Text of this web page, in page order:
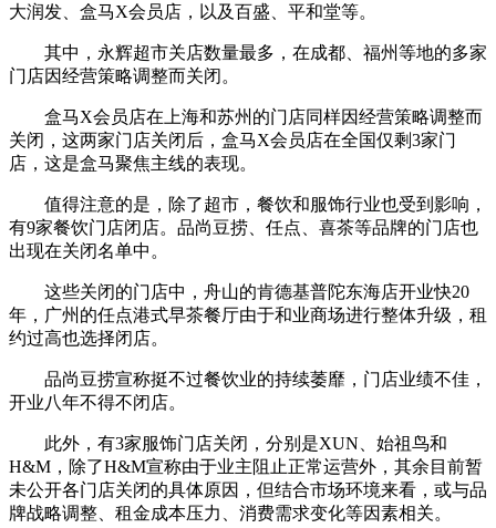
大润发、盒马X会员店，以及百盛、平和堂等。
其中，永辉超市关店数量最多，在成都、福州等地的多家
门店因经营策略调整而关闭。
盒马X会员店在上海和苏州的门店同样因经营策略调整而
关闭，这两家门店关闭后，盒马X会员店在全国仅剩3家门
店，这是盒马聚焦主线的表现。
值得注意的是，除了超市，餐饮和服饰行业也受到影响，
有9家餐饮门店闭店。品尚豆捞、任点、喜茶等品牌的门店也
出现在关闭名单中。
这些关闭的门店中，舟山的肯德基普陀东海店开业快20
年，广州的任点港式早茶餐厅由于和业商场进行整体升级，租
约过高也选择闭店。
品尚豆捞宣称挺不过餐饮业的持续萎靡，门店业绩不佳，
开业八年不得不闭店。
此外，有3家服饰门店关闭，分别是XUN、始祖鸟和
H&M，除了H&M宣称由于业主阻止正常运营外，其余目前暂
未公开各门店关闭的具体原因，但结合市场环境来看，或与品
牌战略调整、租金成本压力、消费需求变化等因素相关。